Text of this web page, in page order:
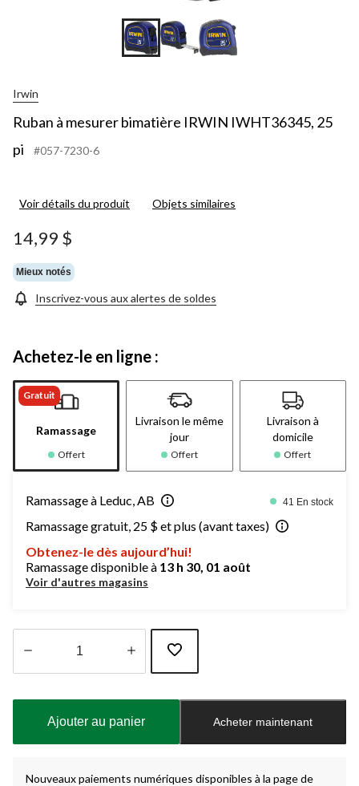
Irwin
Ruban à mesurer bimatière IRWIN IWHT36345, 25
pi
#057-7230-6
Voir détails du produit Objets similaires
14,99 $
Mieux notés
Inscrivez-vous aux alertes de soldes
Achetez-le en ligne :
Gratuit
Ramassage
Offert
Livraison le même
jour
Offert
Livraison à
domicile
Offert
Ramassage à Leduc, AB 41 En stock
Ramassage gratuit, 25 $ et plus (avant taxes)
Obtenez-le dès aujourd’hui!
Ramassage disponible à 13 h 30, 01 août
Voir d'autres magasins
à
Ajouter au panier Acheter maintenant
Nouveaux paiements numériques disponibles à la page de